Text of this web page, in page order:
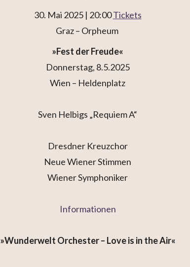
30. Mai 2025 | 20:00Tickets
Graz – Orpheum
»Fest der Freude«
Donnerstag, 8.5.2025
Wien – Heldenplatz
Sven Helbigs „Requiem A“
Dresdner Kreuzchor
Neue Wiener Stimmen
Wiener Symphoniker
Informationen
»Wunderwelt Orchester – Love is in the Air«